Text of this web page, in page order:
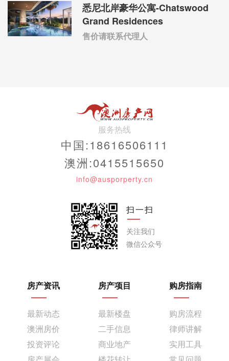
悉尼北岸豪华公寓-Chatswood
Grand Residences
售价请联系代理人
服务热线
中国:18616506111
澳洲:0415515650
info@ausporperty.cn
扫一扫
关注我们
微信公众号
房产资讯
最新动态
澳洲房价
投资评论
房产项目
最新楼盘
二手信息
商业地产
购房指南
购房流程
律师讲解
实用工具